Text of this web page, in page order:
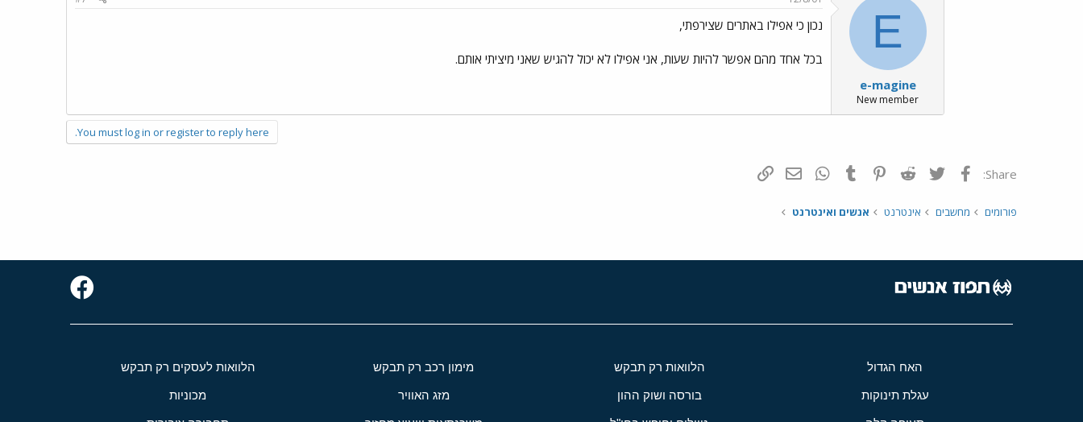
E
e-magine
New member
נכון כי אפילו באתרים שצירפתי,
בכל אחד מהם אפשר להיות שעות, אני אפילו לא יכול להגיש שאני מיציתי אותם.
You must log in or register to reply here.
Share: פייסבוק Twitter
Reddit
Pinterest
Tumblr
WhatsAppדואר אלקטרוני
פורומים מחשבים אינטרנט אנשים ואינטרנט
האח הגדול הלוואות רק תבקש מימון רכב רק תבקש הלוואות לעסקים רק תבקש
עגלת תינוקות בורסה ושוק ההון מזג האוויר מכוניות